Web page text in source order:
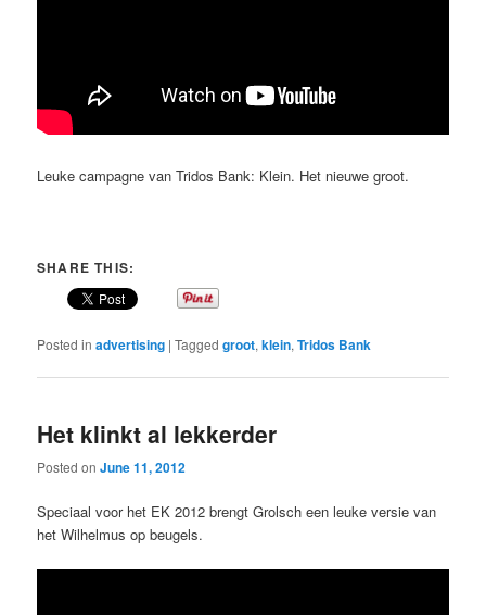
Leuke campagne van Tridos Bank: Klein. Het nieuwe groot.
SHARE THIS:
Posted in advertising |Tagged groot,klein,Tridos Bank
Het klinkt al lekkerder
Posted onJune 11, 2012
Speciaal voor het EK 2012 brengt Grolsch een leuke versie van
het Wilhelmus op beugels.